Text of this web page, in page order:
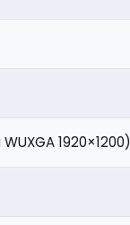
1920×1200)